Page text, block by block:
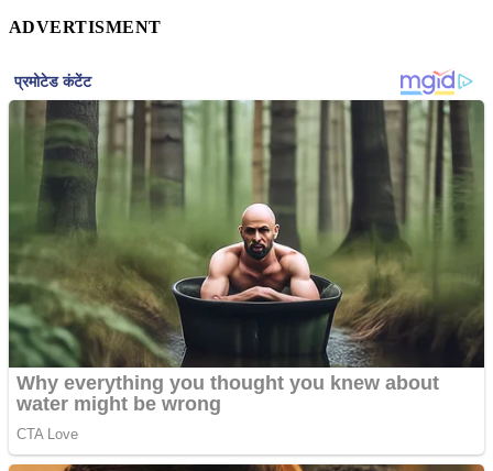
ADVERTISMENT